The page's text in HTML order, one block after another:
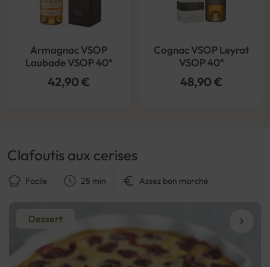
Armagnac VSOP
Laubade VSOP 40°
42,90 €
Cognac VSOP Leyrat
VSOP 40°
48,90 €
Dessert
Clafoutis aux cerises
Facile 25 min Assez bon marché